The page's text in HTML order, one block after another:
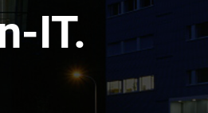
IT.